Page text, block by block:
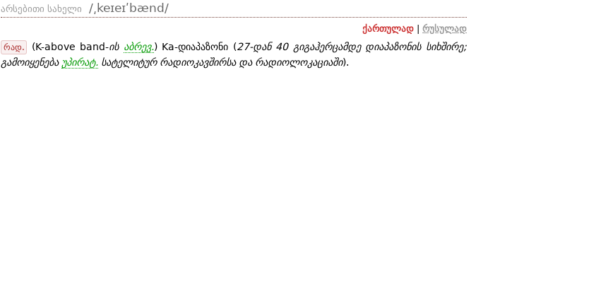
არსებითი სახელი /͵keɪeɪʹbænd/
ქართულად რუსულად
რად. (K-above band-ის აბრევ.) Ka-დიაპაზონი (27-დან 40 გიგაჰერცამდე დიაპაზონის სიხშირე;
გამოიყენება უპირატ. სატელიტურ რადიოკავშირსა და რადიოლოკაციაში).